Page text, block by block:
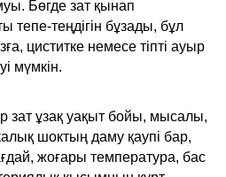
Бөгде зат қынап
теңдігін бұзады, бұл
циститке немесе тіпті ауыр
мүмкін.
зат ұзақ уақыт бойы, мысалы,
шоктың даму қаупі бар,
жоғары температура, бас